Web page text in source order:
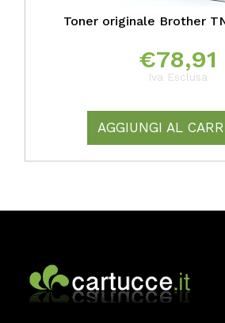
Toner originale Brother
€78,91
Iva Esclusa
AGGIUNGI AL